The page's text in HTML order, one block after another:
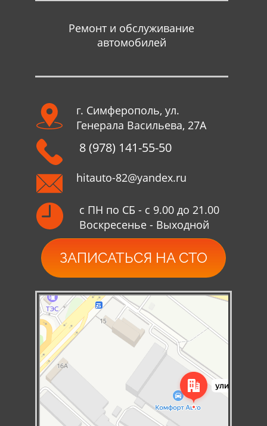
Ремонт и обслуживание
автомобилей
г. Симферополь, ул.
Генерала Васильева, 27А
8 (978) 141-55-50
hitauto-82@yandex.ru
с ПН по СБ - с 9.00 до 21.00
Воскресенье - Выходной
ЗАПИСАТЬСЯ НА СТО
Симферополь
Яндекс Карты — транспорт, навигация, поиск мест